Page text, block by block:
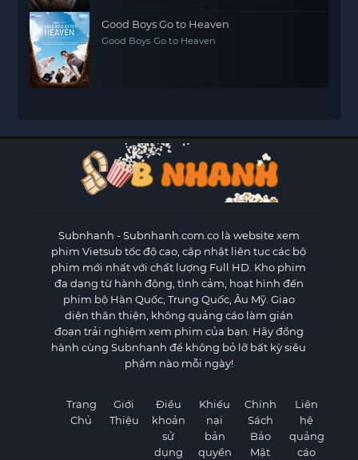
Good Boys Go to Heaven
Good Boys Go to Heaven
Subnhanh - Subnhanh.com.co là website xem
phim Vietsub tốc độ cao, cập nhật liên tục các bộ
phim mới nhất với chất lượng Full HD. Kho phim
đa dạng từ hành động, tình cảm, hoạt hình đến
phim bộ Hàn Quốc, Trung Quốc, Âu Mỹ. Giao
diện thân thiện, không quảng cáo làm gián
đoạn trải nghiệm xem phim của bạn. Hãy đồng
hành cùng Subnhanh để không bỏ lỡ bất kỳ siêu
phẩm nào mỗi ngày!
Trang
Chủ
Giới
Thiệu
Điều
khoản
sử
dụng
Khiếu
nại
bản
quyền
Chính
Sách
Bảo
Mật
Liên
hệ
quảng
cáo